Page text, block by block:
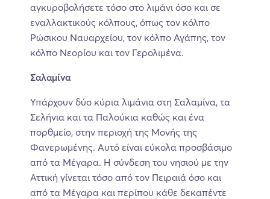
αγκυροβολήσετε τόσο στο λιμάνι όσο και σε
εναλλακτικούς κόλπους, όπως τον κόλπο
Ρώσικου Ναυαρχείου, τον κόλπο Αγάπης, τον
κόλπο Νεορίου και τον Γερολιμένα.
Σαλαμίνα
Υπάρχουν δύο κύρια λιμάνια στη Σαλαμίνα, τα
Σελήνια και τα Παλούκια καθώς και ένα
πορθμείο, στην περιοχή της Μονής της
Φανερωμένης. Αυτό είναι εύκολα προσβάσιμο
από τα Μέγαρα. Η σύνδεση του νησιού με την
Αττική γίνεται τόσο από τον Πειραιά όσο και
από τα Μέγαρα και περίπου κάθε δεκαπέντε